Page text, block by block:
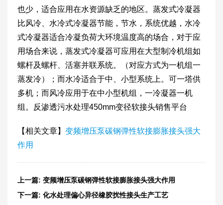
也少，适合应用在水资源缺乏的地区。蒸发式冷凝器
比风冷、水冷式冷凝器节能，节水，系统优越，水冷
式冷凝器适合冷凝负荷大环境温度高的场合，对于应
用场合来说，蒸发式冷凝器可应用在大型制冷机组如
螺杆及螺杆、活塞并联系统。（对应方式为一机组一
蒸发冷）；而水冷适合于中、小型系统上。可一塔供
多机；而风冷应用于在中小型机组，一冷凝器一机
组。反渗透污水处理450mm变径软接头销售平台
【相关文章】 变频增压泵碳钢弹性软接膨胀接头强大
作用
上一篇: 变频增压泵碳钢弹性软接膨胀接头强大作用
下一篇: 化水处理偏心异径橡胶扰性接头生产工艺